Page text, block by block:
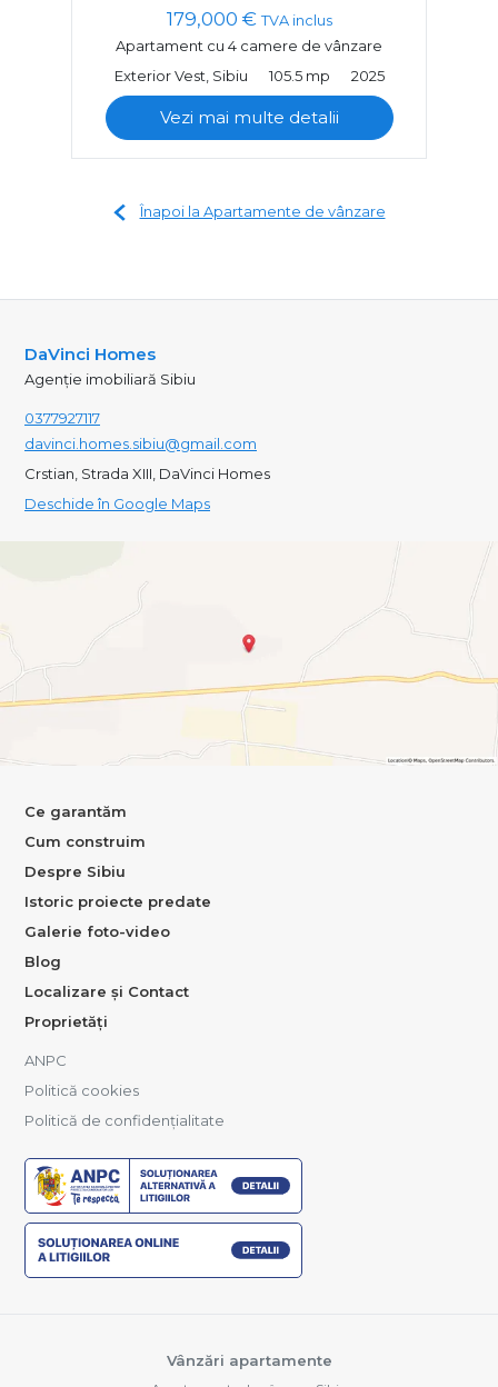
179,000 € TVA inclus
Apartament cu 4 camere de vânzare
Exterior Vest, Sibiu
105.5 mp 2025
Vezi mai multe detalii
Înapoi la Apartamente de vânzare
DaVinci Homes
Agenție imobiliară Sibiu
0377927117
davinci.homes.sibiu@gmail.com
Crstian, Strada XIII, DaVinci Homes
Deschide în Google Maps
Ce garantăm
Cum construim
Despre Sibiu
Istoric proiecte predate
Galerie foto-video
Blog
Localizare și Contact
Proprietăți
ANPC
Politică cookies
Politică de confidențialitate
Vânzări apartamente